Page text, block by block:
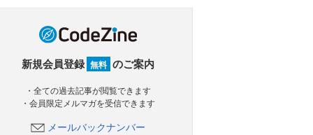
新規会員登録 無料 のご案内
・全ての過去記事が閲覧できます
・会員限定メルマガを受信できます
メールバックナンバー